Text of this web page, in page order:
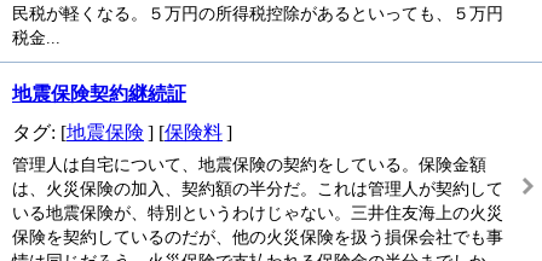
民税が軽くなる。５万円の所得税控除があるといっても、５万円
税金...
地震保険契約継続証
タグ: [地震保険 ] [保険料]
管理人は自宅について、地震保険の契約をしている。保険金額
は、火災保険の加入、契約額の半分だ。これは管理人が契約して
いる地震保険が、特別というわけじゃない。三井住友海上の火災
保険を契約しているのだが、他の火災保険を扱う損保会社でも事